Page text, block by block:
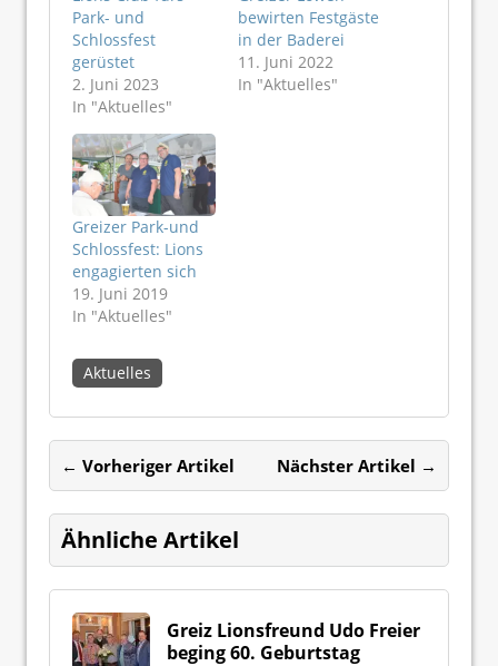
Park- und
Schlossfest
gerüstet
2. Juni 2023
In "Aktuelles"
bewirten Festgäste
in der Baderei
11. Juni 2022
In "Aktuelles"
Greizer Park-und
Schlossfest: Lions
engagierten sich
19. Juni 2019
In "Aktuelles"
Aktuelles
← Vorheriger Artikel Nächster Artikel →
Ähnliche Artikel
Greiz Lionsfreund Udo Freier
beging 60. Geburtstag